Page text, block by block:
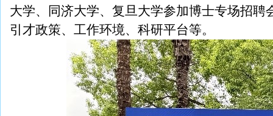
大学、同济大学、复旦大学参加博士专场招
引才政策、工作环境、科研平台等。